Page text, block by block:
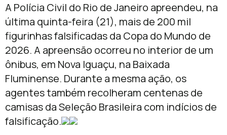
A Polícia Civil do Rio de Janeiro apreendeu, na
última quinta-feira (21), mais de 200 mil
figurinhas falsificadas da Copa do Mundo de
2026. A apreensão ocorreu no interior de um
ônibus, em Nova Iguaçu, na Baixada
Fluminense. Durante a mesma ação, os
agentes também recolheram centenas de
camisas da Seleção Brasileira com indícios de
falsificação.